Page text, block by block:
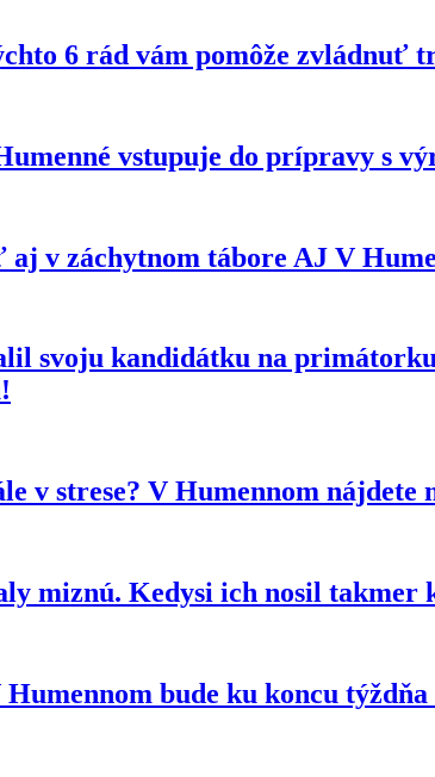
6 rád vám pomôže zvládnuť
vstupuje do prípravy s
v záchytnom tábore AJ V
svoju kandidátku na
v strese? V Humennom nájdete
miznú. Kedysi ich nosil
bude ku koncu týždňa